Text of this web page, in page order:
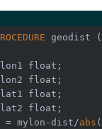
geodist (
lon1 float
lon2 float
lat1 float
lat2 float
= mylon-dist/abs (